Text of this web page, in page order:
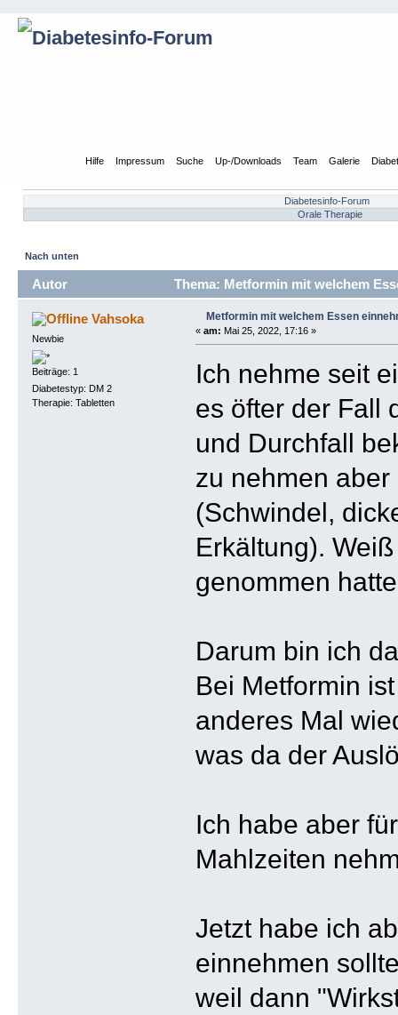
Hilfe Impressum Suche Up-/Downloads Team Galerie
Diabetesinfo-Forum
Orale Therapie
Nach unten
Autor Thema: Metformin mit welchem
Vahsoka
Newbie
Beiträge: 1
Diabetestyp: DM 2
Therapie: Tabletten
Metformin mit welchem Essen
« am: Mai 25, 2022, 17:16 »
Ich nehme seit
es öfter der Fall
und Durchfall
zu nehmen
(Schwindel,
Erkältung).
genommen
Darum bin ich
Bei Metformin
anderes Mal
was da der
Ich habe aber
Mahlzeiten
Jetzt habe ich
einnehmen
weil dann